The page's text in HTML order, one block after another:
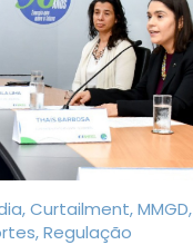
Curtailment, MMGD,
Regulação